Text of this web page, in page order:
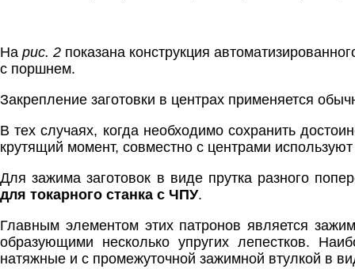
На рис. 2 показана конструкция
с поршнем.
Закрепление заготовки в центрах применяется
В тех случаях, когда необходимо сохранить
крутящий момент, совместно с центрами
Для зажима заготовок в виде прутка разного
для токарного станка с ЧПУ.
Главным элементом этих патронов является
образующими несколько упругих лепестков.
натяжные и с промежуточной зажимной втулкой в